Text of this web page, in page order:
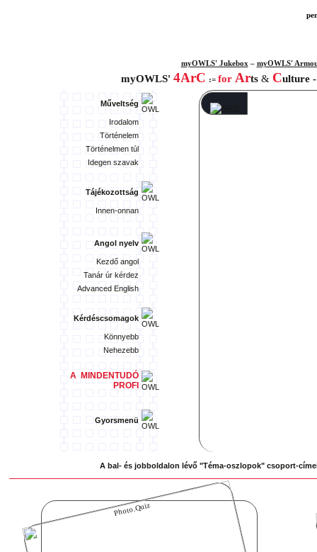
myOWLS' Jukebox – myOWLS'
myOWLS' 4ArC := for Arts & Culture
Műveltség
Irodalom
Történelem
Történelmen túl
Idegen szavak
Tájékozottság
Innen-onnan
Angol nyelv
Kezdő angol
Tanár úr kérdez
Advanced English
Kérdéscsomagok
Könnyebb
Nehezebb
A MINDENTUDÓ
PROFI
Gyorsmenü
A bal- és jobboldalon lévő "Téma-oszlopok" csoport-